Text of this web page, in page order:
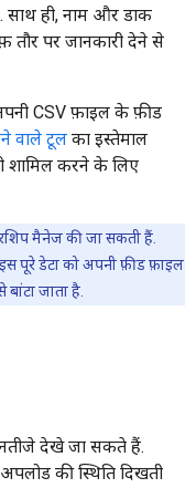
साथ ही, नाम और डाक
पर जानकारी देने से
CSV फ़ाइल के फ़ीड
वाले टूल का इस्तेमाल
शामिल करने के लिए
मैनेज की जा सकती हैं.
पूरे डेटा को अपनी फ़ीड फ़ाइल
जाता है.
नतीजे देखे जा सकते हैं.
की स्थिति दिखती